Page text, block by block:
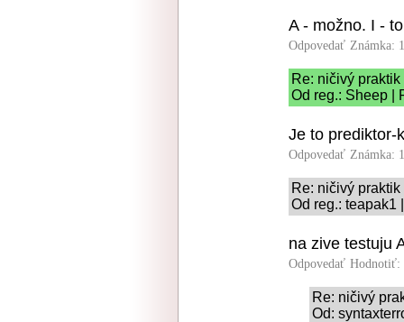
A - možno. I -
Odpovedať Známka:
Re: ničivý
Od reg.: Sheep |
Je to prediktor-
Odpovedať Známka:
Re: ničivý
Od reg.: teapak1
na zive testuju
Odpovedať Hodnotiť:
Re: ničivý
Od: